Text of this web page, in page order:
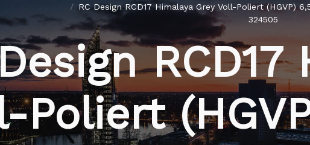
RC Design RCD17 Himalaya Grey Voll-Poliert (HGVP)
324505
Poliert